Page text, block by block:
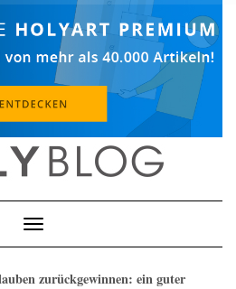
Toggle
Navigation
zurückgewinnen: ein guter